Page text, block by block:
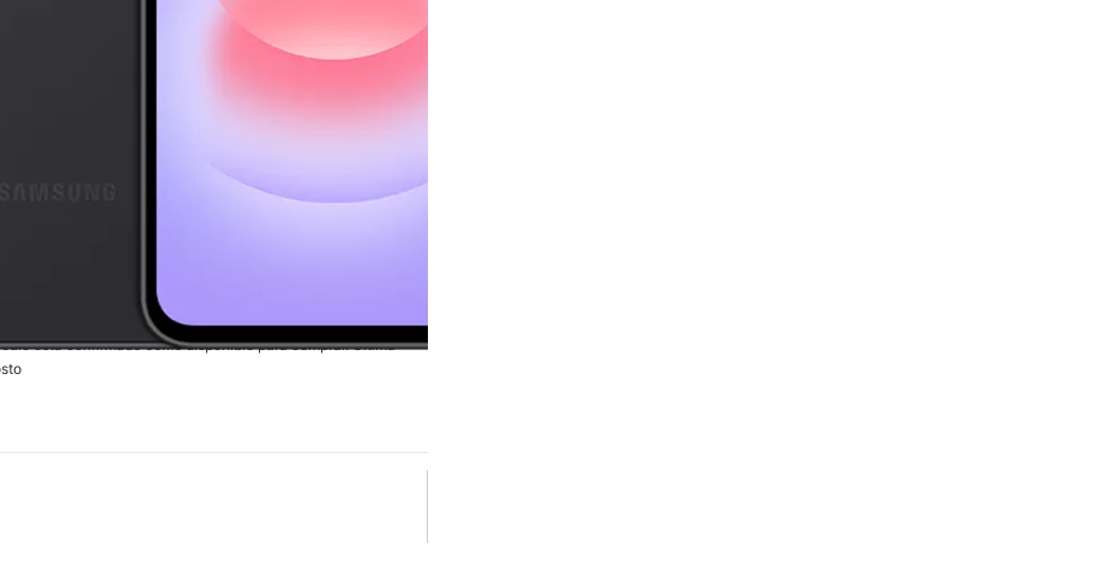
column of small thumbnails. Selecting a thumbnail will change the main image in the carousel that follows. Use the Previous and Next
5G
& Dana
está confirmado como disponible para comprar. Última